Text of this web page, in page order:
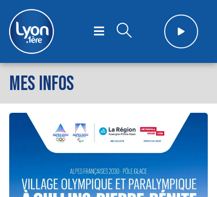
MES INFOS